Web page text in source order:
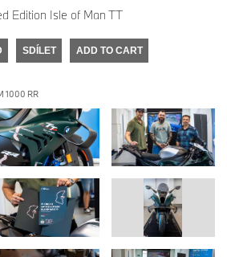
Edition Isle of Man TT
SDÍLET ADD TO CART
1000 RR